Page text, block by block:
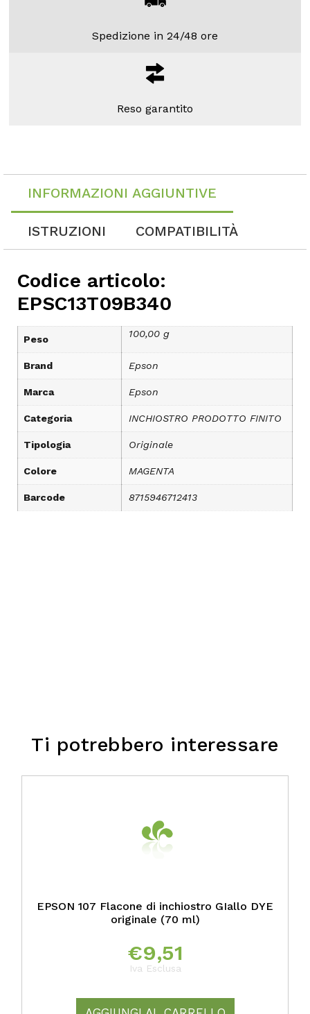
Spedizione in 24/48 ore
Reso garantito
INFORMAZIONI AGGIUNTIVE
ISTRUZIONI COMPATIBILITÀ
Codice articolo:
EPSC13T09B340
Peso 100,00 g
Brand Epson
Marca Epson
Categoria INCHIOSTRO PRODOTTO FINITO
Tipologia Originale
Colore MAGENTA
Barcode 8715946712413
Ti potrebbero interessare
EPSON 107 Flacone di inchiostro GIallo DYE
originale (70 ml)
€9,51
Iva Esclusa